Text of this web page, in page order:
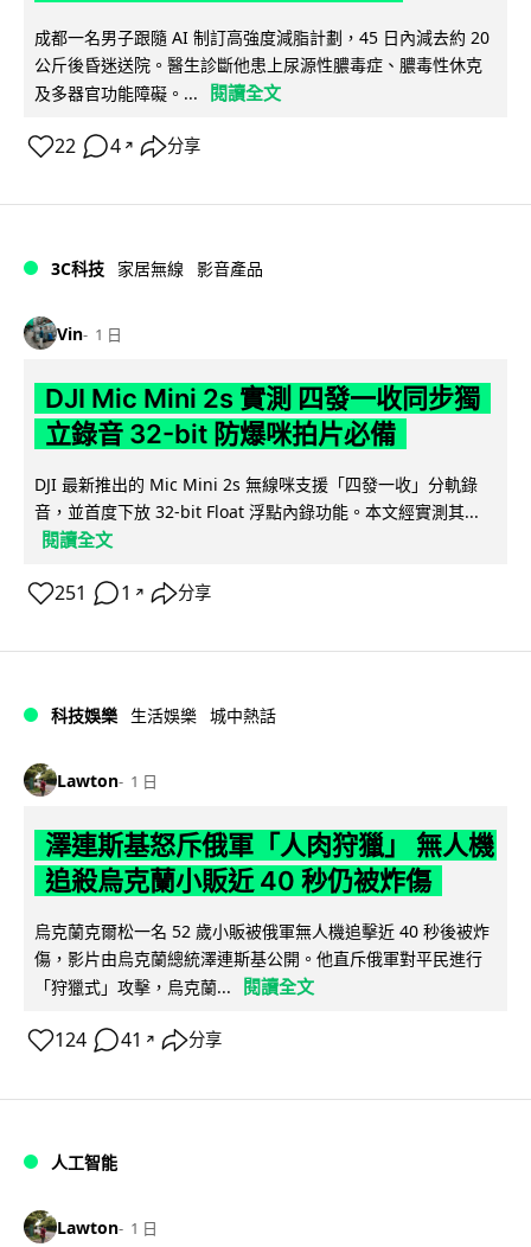
成都一名男子跟隨 AI 制訂高強度減脂計劃，45 日內減去約 20
公斤後昏迷送院。醫生診斷他患上尿源性膿毒症、膿毒性休克
及多器官功能障礙。...
閱讀全文
22 4 ↗ 分享
3C科技 家居無線 影音產品
Vin 1 日
DJI Mic Mini 2s 實測 四發一收同步獨
立錄音 32-bit 防爆咪拍片必備
DJI 最新推出的 Mic Mini 2s 無線咪支援「四發一收」分軌錄
音，並首度下放 32-bit Float 浮點內錄功能。本文經實測其...
閱讀全文
251 1 ↗ 分享
科技娛樂 生活娛樂 城中熱話
Lawton 1 日
澤連斯基怒斥俄軍「人肉狩獵」 無人機
追殺烏克蘭小販近 40 秒仍被炸傷
烏克蘭克爾松一名 52 歲小販被俄軍無人機追擊近 40 秒後被炸
傷，影片由烏克蘭總統澤連斯基公開。他直斥俄軍對平民進行
「狩獵式」攻擊，烏克蘭...
閱讀全文
124 41 ↗ 分享
人工智能
Lawton 1 日